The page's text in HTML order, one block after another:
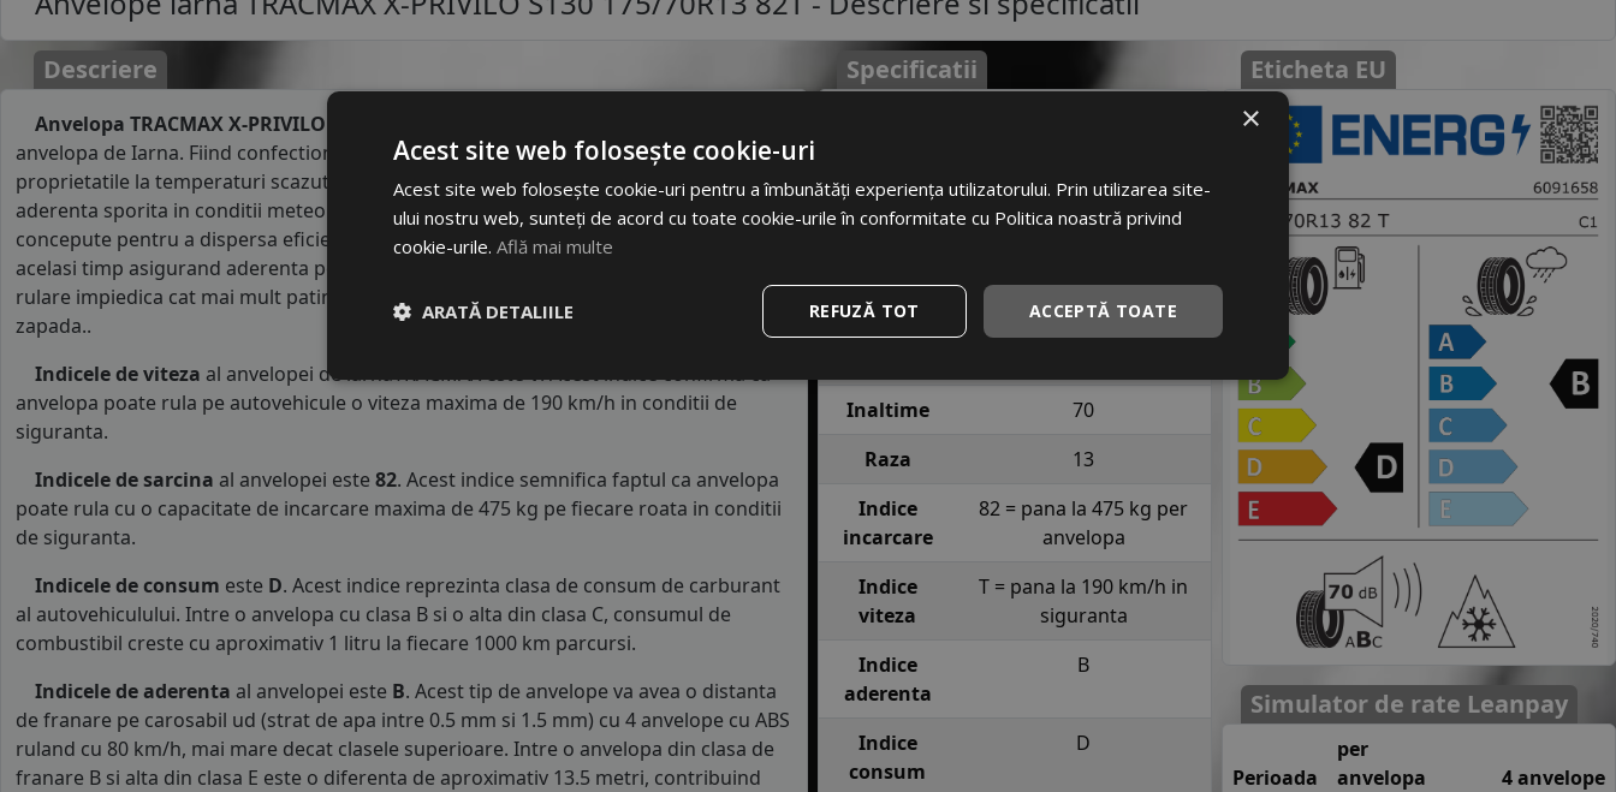
Descriere
Anvelopa TRACMAX X-PRIVILO S130 175/70R13 82T
anvelopa de Iarna. Fiind confectionate dintr-un cauciuc mai moale care isi pastreaza
proprietatile la temperaturi scazute, anvelopele de iarna garanteaza tractiune si
aderenta sporita in conditii meteo vitrege, pe temperaturi scazute. Profilele lor sunt
concepute pentru a dispersa eficient apa cand se ruleaza pe carosabil umed, in
acelasi timp asigurand aderenta pe zapada sau noroi. Lamelele prezente pe trenul de
rulare impiedica cat mai mult patinarea rotilor la contactul cu stratul de gheata sau
zapada..
Indicele de viteza al anvelopei de iarnaTRACMAX esteT. Acest indice confirma ca
anvelopa poate rula pe autovehicule o viteza maxima de 190 km/h in conditii de
siguranta.
Indicele de sarcina al anvelopei este 82. Acest indice semnifica faptul ca anvelopa
poate rula cu o capacitate de incarcare maxima de 475 kg pe fiecare roata in conditii
de siguranta.
Indicele de consum este D. Acest indice reprezinta clasa de consum de carburant
al autovehiculului. Intre o anvelopa cu clasa B si o alta din clasa C, consumul de
combustibil creste cu aproximativ 1 litru la fiecare 1000 km parcursi.
Indicele de aderenta al anvelopei este B. Acest tip de anvelope va avea o distanta
de franare pe carosabil ud (strat de apa intre 0.5 mm si 1.5 mm) cu 4 anvelope cu ABS
ruland cu 80 km/h, mai mare decat clasele superioare. Intre o anvelopa din clasa de
franare B si alta din clasa E este o diferenta de aproximativ 13.5 metri, contribuind
Specificatii
EAN
6958460916581
Profil
X-PRIVILO S130
Inaltime
70
Raza
13
Indice
incarcare
82 = pana la 475 kg per
anvelopa
Indice
viteza
T = pana la 190 km/h in
siguranta
Indice
aderenta
B
Indice
consum
D
Eticheta EU
Simulator de rate Leanpay
Perioada
per
anvelopa
4 anvelope
×
Acest site web folosește cookie-uri
Acest site web folosește cookie-uri pentru a îmbunătăți experiența utilizatorului. Prin utilizarea site-
ului nostru web, sunteți de acord cu toate cookie-urile în conformitate cu Politica noastră privind
cookie-urile. Află mai multe
ACCEPTĂ TOATE
REFUZĂ TOT
ARATĂ DETALIILE